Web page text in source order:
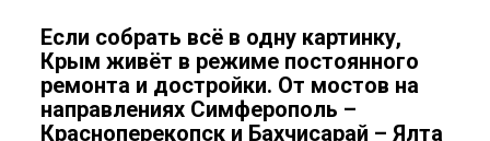
Если собрать всё в одну картинку,
Крым живёт в режиме постоянного
ремонта и достройки. От мостов на
направлениях Симферополь –
Красноперекопск и Бахчисарай – Ялта